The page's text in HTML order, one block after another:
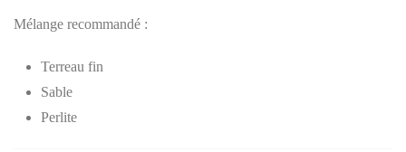
Mélange recommandé :
Terreau fin
Sable
Perlite